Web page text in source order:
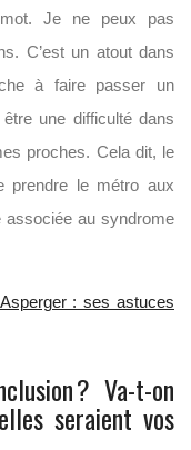
Je ne peux pas
C’est un atout dans
à faire passer un
une difficulté dans
proches. Cela dit, le
prendre le métro aux
associée au syndrome
: ses astuces
? Va-t-on
seraient vos